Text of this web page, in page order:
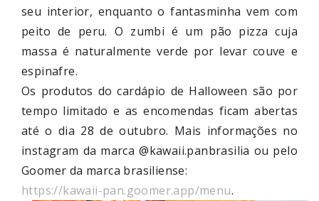
seu interior, enquanto o fantasminha vem com
peito de peru. O zumbi é um pão pizza cuja
massa é naturalmente verde por levar couve e
espinafre.
Os produtos do cardápio de Halloween são por
tempo limitado e as encomendas ficam abertas
até o dia 28 de outubro. Mais informações no
instagram da marca @kawaii.panbrasilia ou pelo
Goomer da marca brasiliense:
https://kawaii-pan.goomer.app/menu.